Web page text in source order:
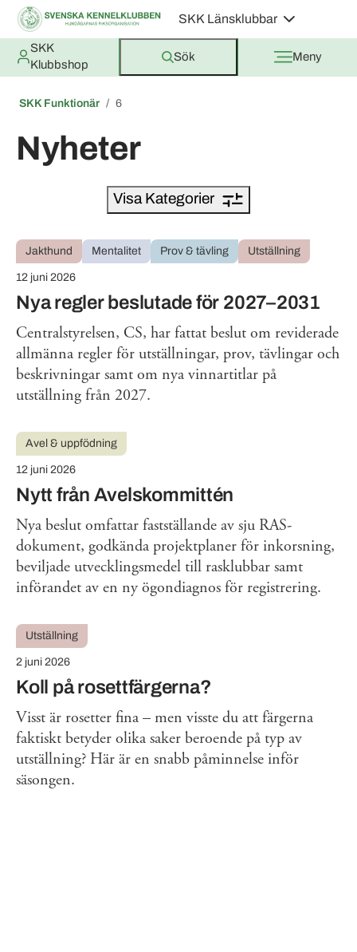
SKK Länsklubbar
SKK
Klubbshop
Sök Meny
SKK Funktionär 6
Nyheter
Visa Kategorier
Nya regler beslutade för 2027–2031
Jakthund Mentalitet Prov & tävling Utställning
12 juni 2026
Centralstyrelsen, CS, har fattat beslut om reviderade
allmänna regler för utställningar, prov, tävlingar och
beskrivningar samt om nya vinnartitlar på
utställning från 2027.
Nytt från Avelskommittén
Avel & uppfödning
12 juni 2026
Nya beslut omfattar fastställande av sju RAS-
dokument, godkända projektplaner för inkorsning,
beviljade utvecklingsmedel till rasklubbar samt
införandet av en ny ögondiagnos för registrering.
Koll på rosettfärgerna?
Utställning
2 juni 2026
Visst är rosetter fina – men visste du att färgerna
faktiskt betyder olika saker beroende på typ av
utställning? Här är en snabb påminnelse inför
säsongen.